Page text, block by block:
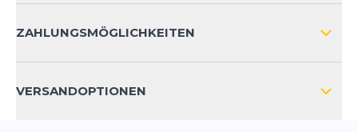
KONTAKT
PRODUKTSICHERHEIT
ZAHLUNGSMÖGLICHKEITEN
VERSANDOPTIONEN